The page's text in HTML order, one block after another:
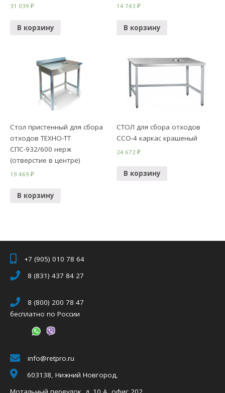
31 039₽
В корзину
14 743₽
В корзину
Стол пристенный для сбора
отходов ТЕХНО-ТТ
СПС-932/600 нерж
(отверстие в центре)
19 469₽
В корзину
СТОЛ для сбора отходов
ССО-4 каркас крашеный
24 672₽
В корзину
+7 (905) 010 78 64
8 (831) 437 84 27
8 (800) 200 78 47
бесплатно по России
info@retpro.ru
603138, Нижний Новгород,